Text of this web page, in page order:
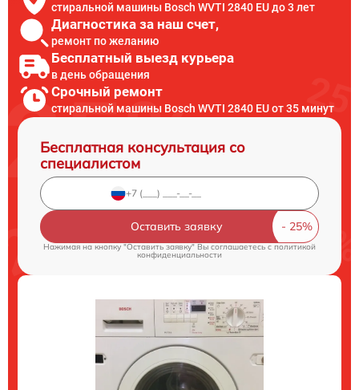
стиральной машины Bosch WVTI 2840 EU до 3 лет
Диагностика за наш счет,
ремонт по желанию
Бесплатный выезд курьера
в день обращения
Срочный ремонт
стиральной машины Bosch WVTI 2840 EU от 35 минут
Бесплатная консультация со
специалистом
Оставить заявку
Нажимая на кнопку "Оставить заявку" Вы соглашаетесь cполитикой
конфиденциальности